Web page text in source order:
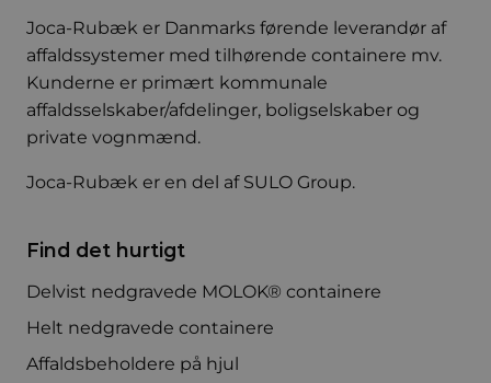
Joca-Rubæk er Danmarks førende leverandør af
affaldssystemer med tilhørende containere mv.
Kunderne er primært kommunale
affaldsselskaber/afdelinger, boligselskaber og
private vognmænd.
Joca-Rubæk er en del af SULO Group.
Find det hurtigt
Delvist nedgravede MOLOK® containere
Helt nedgravede containere
Affaldsbeholdere på hjul